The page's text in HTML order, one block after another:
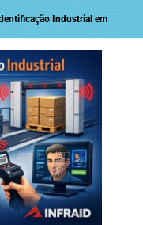
Industrial em